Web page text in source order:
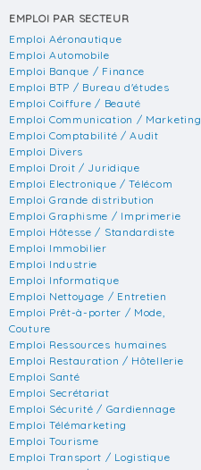
EMPLOI PAR SECTEUR
Emploi Aéronautique
Emploi Automobile
Emploi Banque / Finance
Emploi BTP / Bureau d'études
Emploi Coiffure / Beauté
Emploi Communication / Marketing
Emploi Comptabilité / Audit
Emploi Divers
Emploi Droit / Juridique
Emploi Electronique / Télécom
Emploi Grande distribution
Emploi Graphisme / Imprimerie
Emploi Hôtesse / Standardiste
Emploi Immobilier
Emploi Industrie
Emploi Informatique
Emploi Nettoyage / Entretien
Emploi Prêt-à-porter / Mode,
Couture
Emploi Ressources humaines
Emploi Restauration / Hôtellerie
Emploi Santé
Emploi Secrétariat
Emploi Sécurité / Gardiennage
Emploi Télémarketing
Emploi Tourisme
Emploi Transport / Logistique